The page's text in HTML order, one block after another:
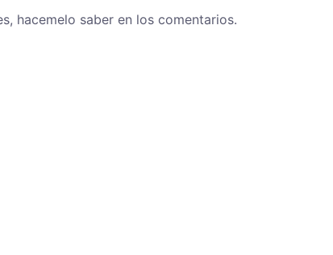
hacemelo saber en los comentarios.